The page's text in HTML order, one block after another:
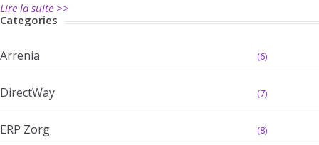
Lire la suite >>
Categories
Arrenia (6)
DirectWay (7)
ERP Zorg (8)